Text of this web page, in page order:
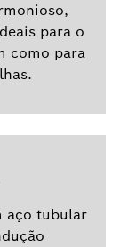
para o
como para
aço tubular